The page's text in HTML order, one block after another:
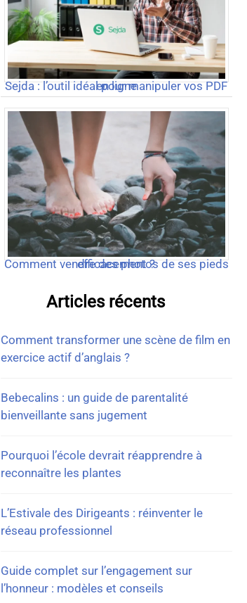
Sejda : l’outil idéal pour manipuler vos PDF en ligne
Comment vendre des photos de ses pieds efficacement ?
Articles récents
Comment transformer une scène de film en
exercice actif d’anglais ?
Bebecalins : un guide de parentalité
bienveillante sans jugement
Pourquoi l’école devrait réapprendre à
reconnaître les plantes
L’Estivale des Dirigeants : réinventer le
réseau professionnel
Guide complet sur l’engagement sur
l’honneur : modèles et conseils